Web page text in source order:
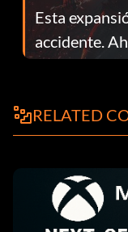
Esta
accidente.
RELATED